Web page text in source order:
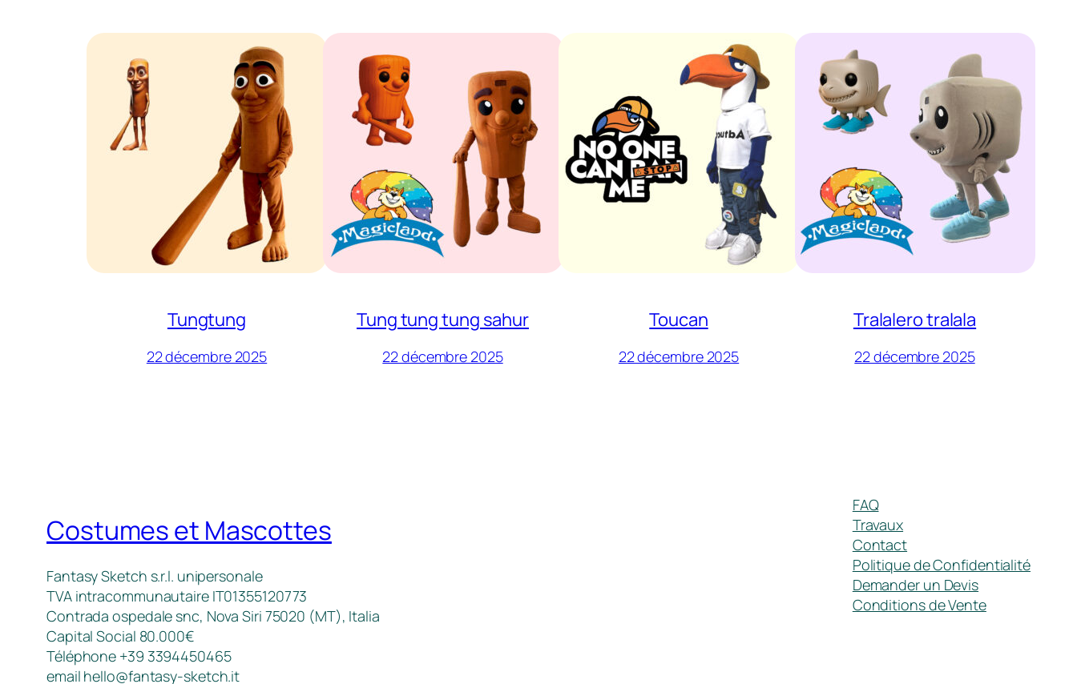
Tungtung
22 décembre 2025
Tung tung tung sahur
22 décembre 2025
Toucan
22 décembre 2025
Tralalero tralala
22 décembre 2025
Costumes et Mascottes
Fantasy Sketch s.r.l. unipersonale
TVA intracommunautaire IT01355120773
Contrada ospedale snc, Nova Siri 75020 (MT), Italia
Capital Social 80.000€
Téléphone +39 3394450465
email hello@fantasy-sketch.it
FAQ
Travaux
Contact
Politique de Confidentialité
Demander un Devis
Conditions de Vente